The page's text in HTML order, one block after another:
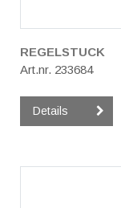
REGELSTUCK
Art.nr. 233684
Details